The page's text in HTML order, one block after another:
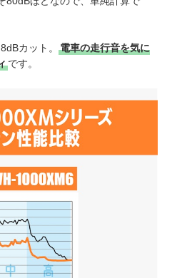
カット 。
電車の走行音を気に
です。